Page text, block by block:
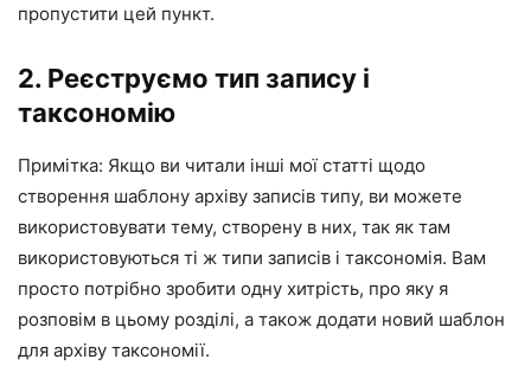
пропустити цей пункт.
2. Реєструємо тип запису і
таксономію
Примітка: Якщо ви читали інші мої статті щодо
створення шаблону архіву записів типу, ви можете
використовувати тему, створену в них, так як там
використовуються ті ж типи записів і таксономія. Вам
просто потрібно зробити одну хитрість, про яку я
розповім в цьому розділі, а також додати новий шаблон
для архіву таксономії.